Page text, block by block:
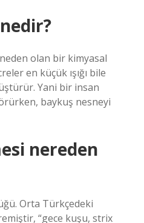
olan bir kimyasal
en küçük ışığı bile
Yani bir insan
baykuş nesneyi
nereden
Orta Türkçedeki
“gece kuşu, strix